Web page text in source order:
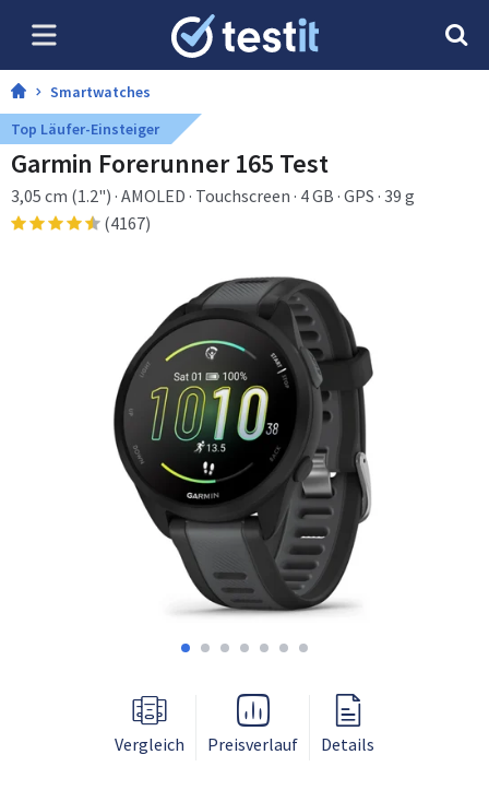
Smartwatches
Top Läufer-Einsteiger
Garmin Forerunner 165 Test
3,05 cm (1.2") · AMOLED · Touchscreen · 4 GB · GPS · 39 g
(4167)
Vergleich Preisverlauf Details